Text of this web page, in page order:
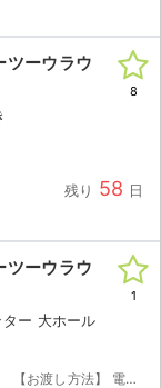
ーウラウ
残り 58 日
8
ーウラウ
ー 大ホール
連絡にてURLをお送りします。 【注意事項】 公演が...
1